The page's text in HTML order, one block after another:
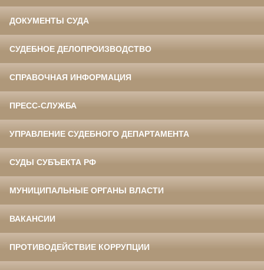
ДОКУМЕНТЫ СУДА
СУДЕБНОЕ ДЕЛОПРОИЗВОДСТВО
СПРАВОЧНАЯ ИНФОРМАЦИЯ
ПРЕСС-СЛУЖБА
УПРАВЛЕНИЕ СУДЕБНОГО ДЕПАРТАМЕНТА
СУДЫ СУБЪЕКТА РФ
МУНИЦИПАЛЬНЫЕ ОРГАНЫ ВЛАСТИ
ВАКАНСИИ
ПРОТИВОДЕЙСТВИЕ КОРРУПЦИИ